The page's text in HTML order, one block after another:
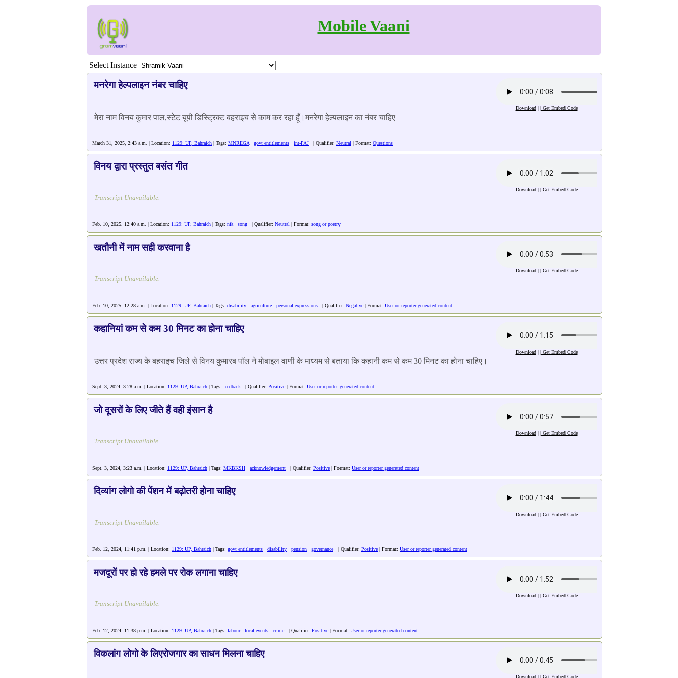
Mobile Vaani
Select Instance
मनरेगा हेल्पलाइन नंबर चाहिए
Download| |Get Embed Code
मेरा नाम विनय कुमार पाल,स्टेट यूपी डिस्ट्रिक्ट बहराइच से काम कर रहा हूँ।मनरेगा हेल्पलाइन का नंबर चाहिए
March 31, 2025, 2:43 a.m. | Location: 1129: UP, Bahraich | Tags: MNREGA govt entitlements int-PAJ | Qualifier: Neutral | Format: Questions
विनय द्वारा प्रस्तुत बसंत गीत
Download| |Get Embed Code
Transcript Unavailable.
Feb. 10, 2025, 12:40 a.m. | Location: 1129: UP, Bahraich | Tags: nfa song | Qualifier: Neutral | Format: song or poetry
खतौनी में नाम सही करवाना है
Download| |Get Embed Code
Transcript Unavailable.
Feb. 10, 2025, 12:28 a.m. | Location: 1129: UP, Bahraich | Tags: disability agriculture personal expressions | Qualifier: Negative | Format: User or reporter generated content
कहानियां कम से कम 30 मिनट का होना चाहिए
Download| |Get Embed Code
उत्तर प्रदेश राज्य के बहराइच जिले से विनय कुमारब पॉल ने मोबाइल वाणी के माध्यम से बताया कि कहानी कम से कम 30 मिनट का होना चाहिए।
Sept. 3, 2024, 3:28 a.m. | Location: 1129: UP, Bahraich | Tags: feedback | Qualifier: Positive | Format: User or reporter generated content
जो दूसरों के लिए जीते हैं वही इंसान है
Download| |Get Embed Code
Transcript Unavailable.
Sept. 3, 2024, 3:23 a.m. | Location: 1129: UP, Bahraich | Tags: MKBKSH acknowledgement | Qualifier: Positive | Format: User or reporter generated content
दिव्यांग लोगो की पेंशन में बढ़ोतरी होना चाहिए
Download| |Get Embed Code
Transcript Unavailable.
Feb. 12, 2024, 11:41 p.m. | Location: 1129: UP, Bahraich | Tags: govt entitlements disability pension governance | Qualifier: Positive | Format: User or reporter generated content
मजदूरों पर हो रहे हमले पर रोक लगाना चाहिए
Download| |Get Embed Code
Transcript Unavailable.
Feb. 12, 2024, 11:38 p.m. | Location: 1129: UP, Bahraich | Tags: labour local events crime | Qualifier: Positive | Format: User or reporter generated content
विकलांग लोगो के लिएरोजगार का साधन मिलना चाहिए
Download| |Get Embed Code